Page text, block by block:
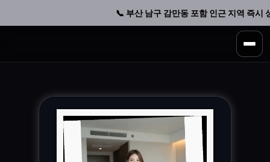
📞 부산 남구 감만동 포함 인근 지역 즉시